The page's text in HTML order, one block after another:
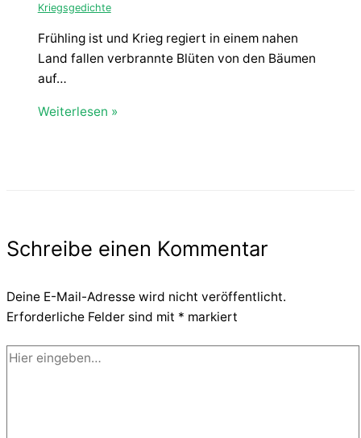
Kriegsgedichte
Frühling ist und Krieg regiert in einem nahen
Land fallen verbrannte Blüten von den Bäumen
auf…
Weiterlesen »
Schreibe einen Kommentar
Deine E-Mail-Adresse wird nicht veröffentlicht.
Erforderliche Felder sind mit * markiert
Hier